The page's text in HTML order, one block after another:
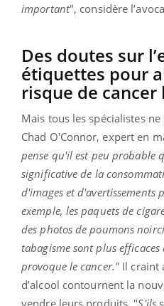
important", considère
Des doutes sur
étiquettes pour
risque de cancer
Mais tous les spécialistes
Chad O'Connor, expert en
pense qu'il est peu probable
significative de la
d'images et d'avertissements
exemple, les paquets de
des photos de poumons
tabagisme sont plus
provoque le cancer." Il craint
d’alcool contournent la
vendre leurs produits. "S'ils